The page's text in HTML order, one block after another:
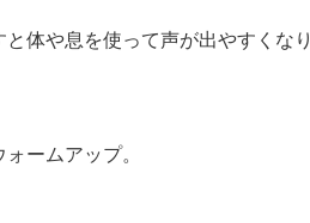
体や息を使って声が出やすくなり
ームアップ。